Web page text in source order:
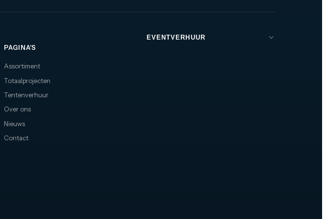
PAGINA'S
Assortiment
Totaalprojecten
Tentenverhuur
Over ons
Nieuws
Contact
EVENTVERHUUR